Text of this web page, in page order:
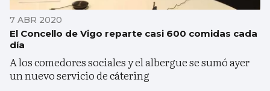
7 ABR 2020
El Concello de Vigo reparte casi 600 comidas cada
día
A los comedores sociales y el albergue se sumó ayer
un nuevo servicio de cátering